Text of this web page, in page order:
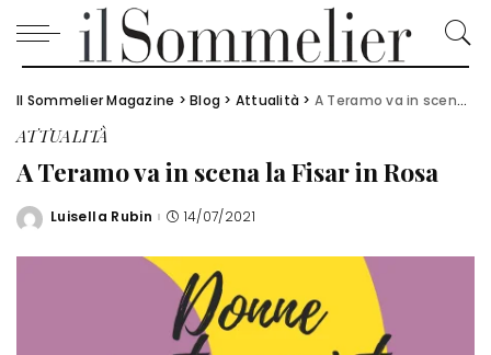
Il Sommelier Magazine >Blog > Attualità > A Teramo va in scena la Fisar in Rosa
ATTUALITÀ
A Teramo va in scena la Fisar in Rosa
Posted
Luisella Rubin 14/07/2021